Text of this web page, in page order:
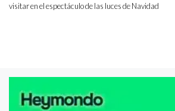
visitar en el espectáculo de las luces de Navidad